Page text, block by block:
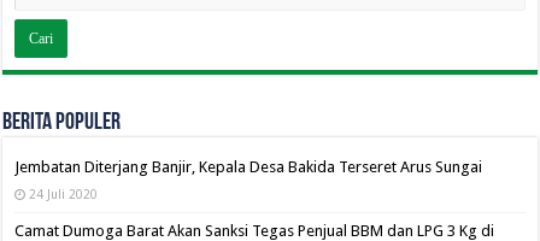
BERITA POPULER
Jembatan Diterjang Banjir, Kepala Desa Bakida Terseret Arus Sungai
24 Juli 2020
Camat Dumoga Barat Akan Sanksi Tegas Penjual BBM dan LPG 3 Kg di